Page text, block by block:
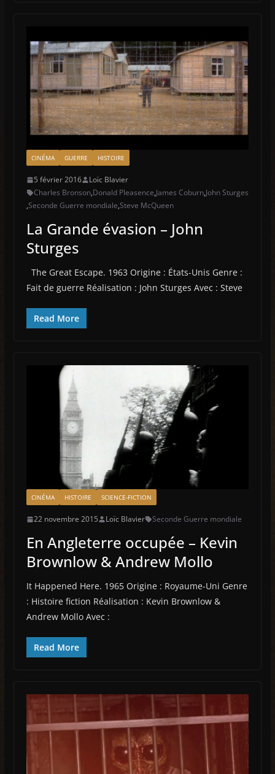
CINÉMA GUERRE HISTOIRE
5 février 2016
Loïc Blavier
Charles Bronson,Donald Pleasence,James Coburn,John Sturges
,Seconde Guerre mondiale,Steve McQueen
La Grande évasion – John
Sturges
The Great Escape. 1963 Origine : États-Unis Genre :
Fait de guerre Réalisation : John Sturges Avec : Steve
Read More
CINÉMA HISTOIRE SCIENCE-FICTION
22 novembre 2015 Loïc Blavier Seconde Guerre mondiale
En Angleterre occupée – Kevin
Brownlow & Andrew Mollo
It Happened Here. 1965 Origine : Royaume-Uni Genre
: Histoire fiction Réalisation : Kevin Brownlow &
Andrew Mollo Avec :
Read More